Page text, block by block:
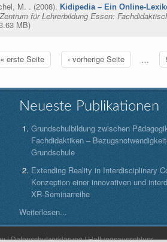
M. . (2008). Kidipedia – Ein Online-
Zentrum für Lehrerbildung Essen:
MB)
« erste Seite ‹ vorherige Seite …
Neueste Publikationen
Grundschulbildung zwischen
Fachdidaktiken –
Grundschule
Extending Reality in Interdisciplinary
Konzeption einer innovativen und
XR-Seminarreihe
Weiterlesen...
|Datenschutzerklärung|Haftungsausschluss